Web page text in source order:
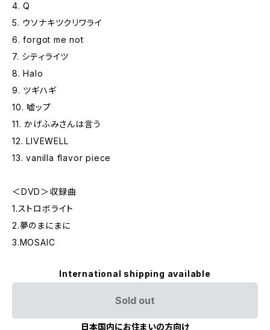
4. Q
5. ウソナキツクリワライ
6. forgot me not
7. シティライツ
8. Halo
9. ツギハギ
10. 嘘ップ
11. かげふみさんは言う
12. LIVEWELL
13. vanilla flavor piece
＜DVD＞収録曲
1.ストロボライト
2.夢のまにまに
3.MOSAIC
International shipping available
Sold out
日本国内にお住まいの方向け